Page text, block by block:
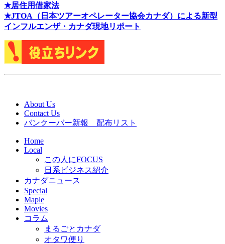
★居住用借家法
★JTOA（日本ツアーオペレーター協会カナダ）による新型
インフルエンザ・カナダ現地リポート
About Us
Contact Us
バンクーバー新報 配布リスト
Home
Local
この人にFOCUS
日系ビジネス紹介
カナダニュース
Special
Maple
Movies
コラム
まるごとカナダ
オタワ便り